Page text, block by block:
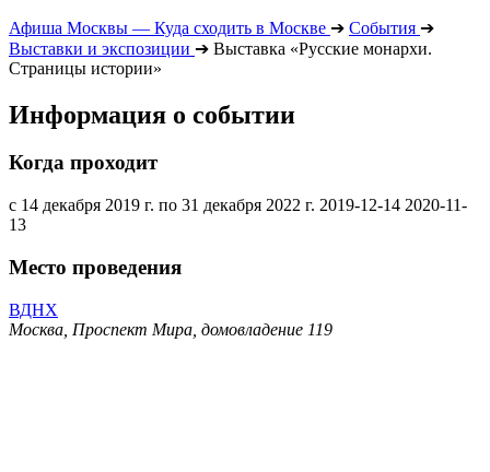
Афиша Москвы — Куда сходить в Москве ➔ События ➔
Выставки и экспозиции ➔ Выставка «Русские монархи.
Страницы истории»
Информация о событии
Когда проходит
с 14 декабря 2019 г. по 31 декабря 2022 г. 2019-12-14 2020-11-
13
Место проведения
ВДНХ
Москва, Проспект Мира, домовладение 119